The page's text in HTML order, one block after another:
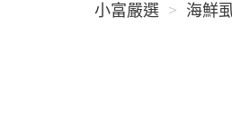
小富嚴選 海鮮